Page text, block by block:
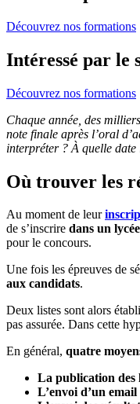
Découvrez nos formations
Intéressé par le
Découvrez nos formations
Chaque année, des
note finale après l’oral
interpréter ? À quelle date
Où trouver les
Au moment de leur
de s’inscrire dans un
pour le concours.
Une fois les épreuves de
aux candidats.
Deux listes sont alors
pas assurée. Dans cette
En général, quatre
La publication des
L’envoi d’un email